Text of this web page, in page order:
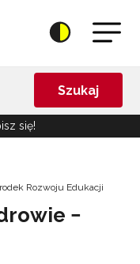
Szukaj
się!
Rozwoju Edukacji
−